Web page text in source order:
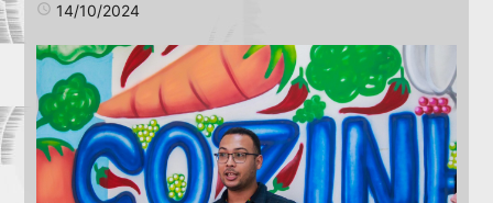
access_time 14/10/2024